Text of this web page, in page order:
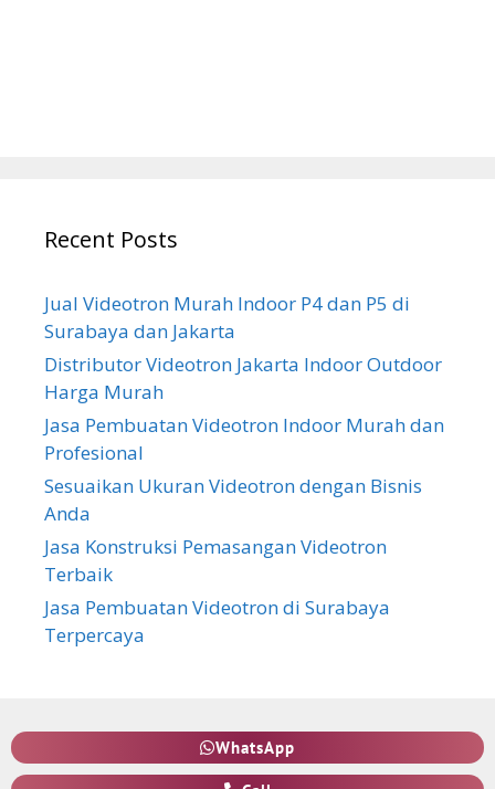
Recent Posts
Jual Videotron Murah Indoor P4 dan P5 di
Surabaya dan Jakarta
Distributor Videotron Jakarta Indoor Outdoor
Harga Murah
Jasa Pembuatan Videotron Indoor Murah dan
Profesional
Sesuaikan Ukuran Videotron dengan Bisnis
Anda
Jasa Konstruksi Pemasangan Videotron
Terbaik
Jasa Pembuatan Videotron di Surabaya
Terpercaya
WhatsApp